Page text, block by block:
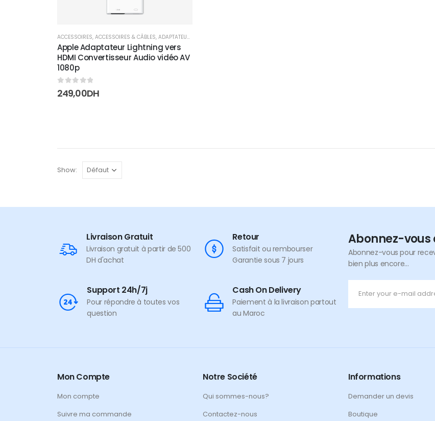
ACCESSOIRES, ACCESSOIRES & CÂBLES, ADAPTATEURS
Apple Adaptateur Lightning vers
HDMI Convertisseur Audio vidéo AV
1080p
0 sur 5
249,00DH
Show:
Livraison Gratuit
Livraison gratuit à partir de 500
DH d'achat
Retour
Satisfait ou rembourser
Garantie sous 7 jours
Support 24h/7j
Pour répondre à toutes vos
question
Cash On Delivery
Paiement à la livraison partout
au Maroc
Abonnez-vous
Abonnez-vous pour
bien plus encore...
Mon Compte
Mon compte
Suivre ma commande
Notre Société
Qui sommes-nous?
Contactez-nous
Informations
Demander un devis
Boutique